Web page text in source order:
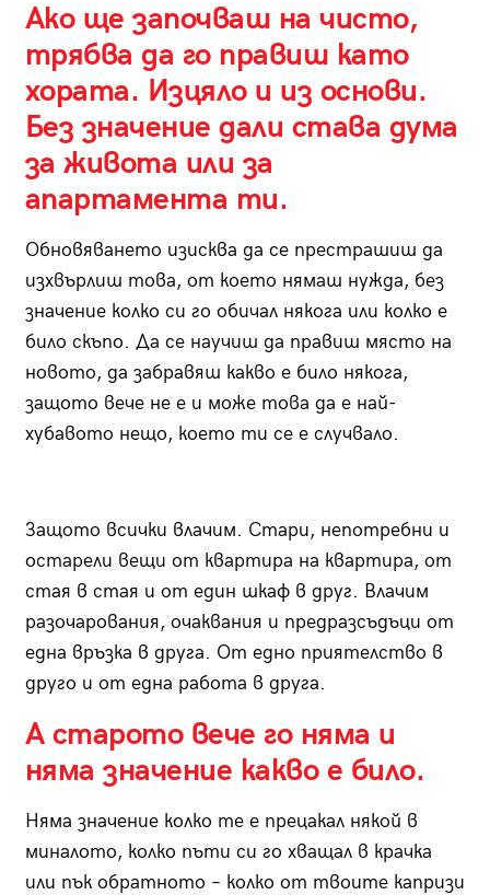
Ако ще започваш на чисто,
трябва да го правиш като
хората. Изцяло и из основи.
Без значение дали става дума
за живота или за
апартамента ти.
Обновяването изисква да се престрашиш да
изхвърлиш това, от което нямаш нужда, без
значение колко си го обичал някога или колко е
било скъпо. Да се научиш да правиш място на
новото, да забравяш какво е било някога,
защото вече не е и може това да е най-
хубавото нещо, което ти се е случвало.
Защото всички влачим. Стари, непотребни и
остарели вещи от квартира на квартира, от
стая в стая и от един шкаф в друг. Влачим
разочарования, очаквания и предразсъдъци от
една връзка в друга. От едно приятелство в
друго и от една работа в друга.
А старото вече го няма и
няма значение какво е било.
Няма значение колко те е прецакал някой в
миналото, колко пъти си го хващал в крачка
или пък обратното – колко от твоите капризи